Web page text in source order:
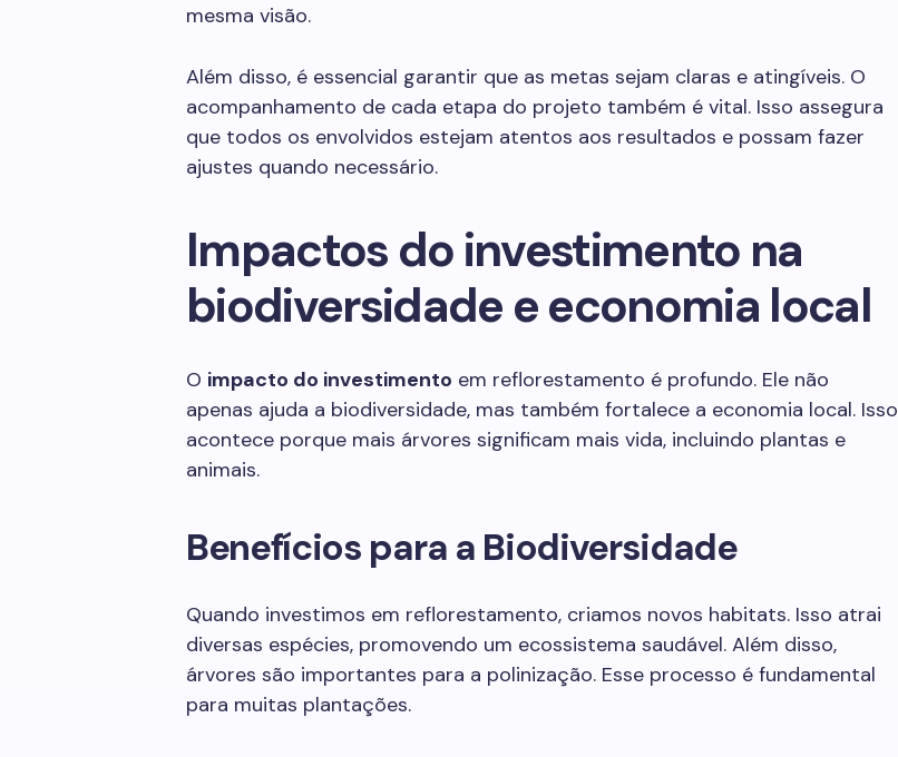
mesma visão.
Além disso, é essencial garantir que as metas sejam claras e atingíveis. O
acompanhamento de cada etapa do projeto também é vital. Isso assegura
que todos os envolvidos estejam atentos aos resultados e possam fazer
ajustes quando necessário.
Impactos do investimento na
biodiversidade e economia local
O impacto do investimento em reflorestamento é profundo. Ele não
apenas ajuda a biodiversidade, mas também fortalece a economia local. Isso
acontece porque mais árvores significam mais vida, incluindo plantas e
animais.
Benefícios para a Biodiversidade
Quando investimos em reflorestamento, criamos novos habitats. Isso atrai
diversas espécies, promovendo um ecossistema saudável. Além disso,
árvores são importantes para a polinização. Esse processo é fundamental
para muitas plantações.